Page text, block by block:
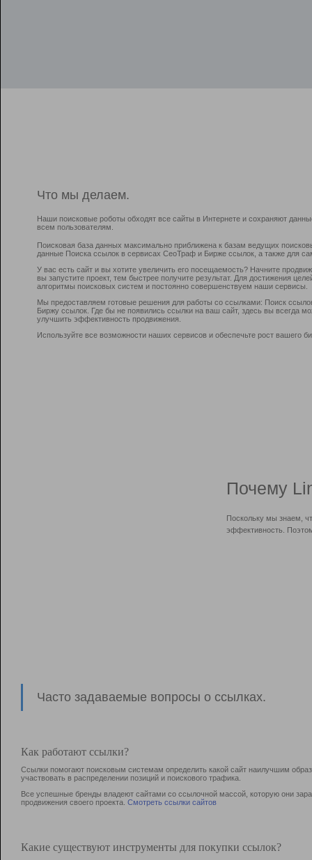
Что мы делаем.
Наши поисковые роботы обходят все сайты в Интернете и сохраняют
всем пользователям.
Поисковая база данных максимально приближена к базам ведущих
данные Поиска ссылок в сервисах СеоТраф и Бирже ссылок, а также для
У вас есть сайт и вы хотите увеличить его посещаемость? Начните
вы запустите проект, тем быстрее получите результат. Для достижения
алгоритмы поисковых систем и постоянно совершенствуем наши сервисы.
Мы предоставляем готовые решения для работы со ссылками: Поиск
Биржу ссылок. Где бы не появились ссылки на ваш сайт, здесь вы всегда
улучшить эффективность продвижения.
Используйте все возможности наших сервисов и обеспечьте рост вашего
Почему
Поскольку мы знаем,
эффективность.
Часто задаваемые вопросы о ссылках.
Как работают ссылки?
Ссылки помогают поисковым системам определить какой сайт наилучшим
участвовать в раcпределении позиций и поискового трафика.
Все успешные бренды владеют сайтами со ссылочной массой, которую они
продвижения своего проекта. Смотреть ссылки сайтов
Какие существуют инструменты для покупки ссылок?